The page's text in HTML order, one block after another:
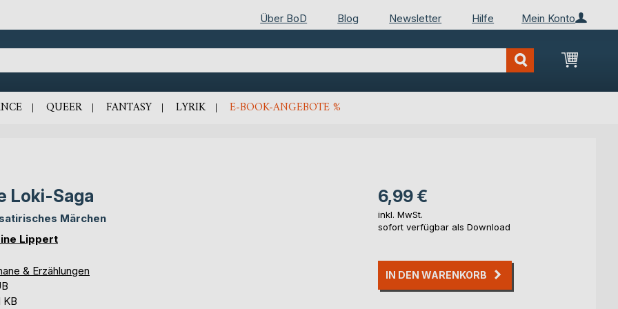
Mein Konto
Über BoD Blog Newsletter Hilfe
Mein
QUEER FANTASY LYRIK E-BOOK-ANGEBOTE %
Loki-Saga
Märchen
Lippert
& Erzählungen
KB
6,99 €
inkl. MwSt.
sofort verfügbar als Download
IN DEN WARENKORB